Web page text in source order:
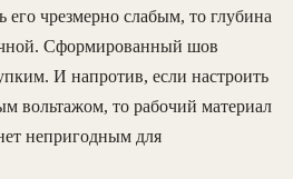
его чрезмерно слабым, то глубина
Сформированный шов
И напротив, если настроить
вольтажом, то рабочий материал
непригодным для